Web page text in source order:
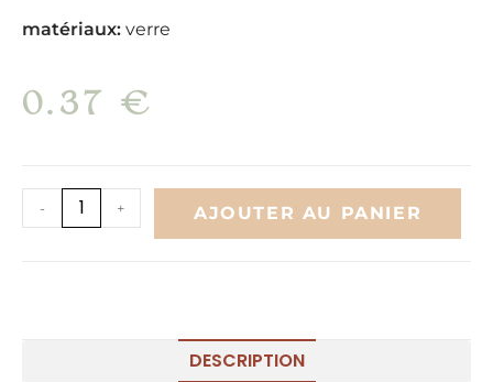
matériaux: verre
0.37 €
- + AJOUTER AU PANIER
DESCRIPTION